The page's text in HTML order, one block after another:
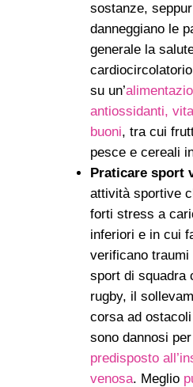
sostanze,
danneggiano le
generale la
su un’
antiossidanti,
buoni, tra cui
pesce e cereali
Praticare sport
attività sportive
forti stress a
inferiori e in cui
verificano traumi
sport di squadra
rugby, il
corsa ad ostacoli
sono dannosi per
predisposto
venosa. Meglio